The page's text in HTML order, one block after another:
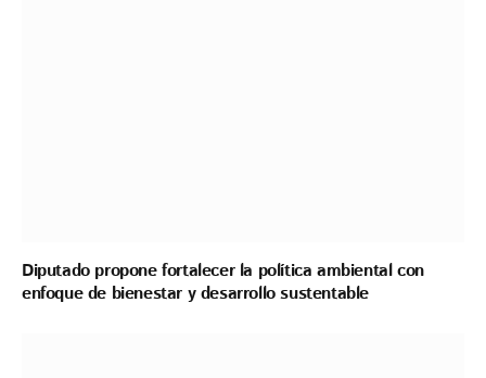
Diputado propone fortalecer la política ambiental con
enfoque de bienestar y desarrollo sustentable